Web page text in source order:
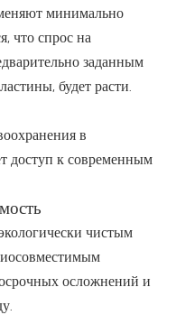
минимально
что спрос на
заданным
будет расти.
в
доступ к современным
чистым
осложнений и